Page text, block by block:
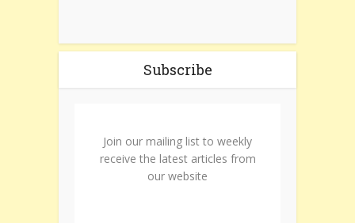
Subscribe
Join our mailing list to weekly
receive the latest articles from
our website